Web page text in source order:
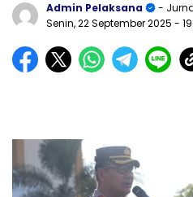
Admin Pelaksana
-
Senin, 22 September 2025 -